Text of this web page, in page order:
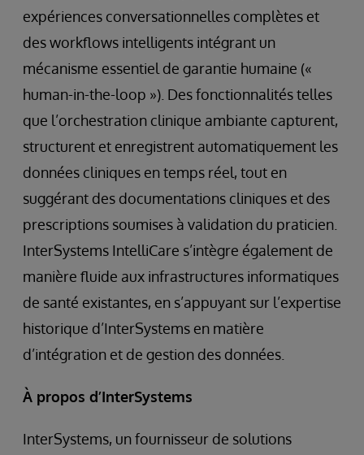
expériences conversationnelles complètes et
des workflows intelligents intégrant un
mécanisme essentiel de garantie humaine («
human-in-the-loop »). Des fonctionnalités telles
que l’orchestration clinique ambiante capturent,
structurent et enregistrent automatiquement les
données cliniques en temps réel, tout en
suggérant des documentations cliniques et des
prescriptions soumises à validation du praticien.
InterSystems IntelliCare s’intègre également de
manière fluide aux infrastructures informatiques
de santé existantes, en s’appuyant sur l’expertise
historique d’InterSystems en matière
d’intégration et de gestion des données.
À propos d’InterSystems
InterSystems, un fournisseur de solutions